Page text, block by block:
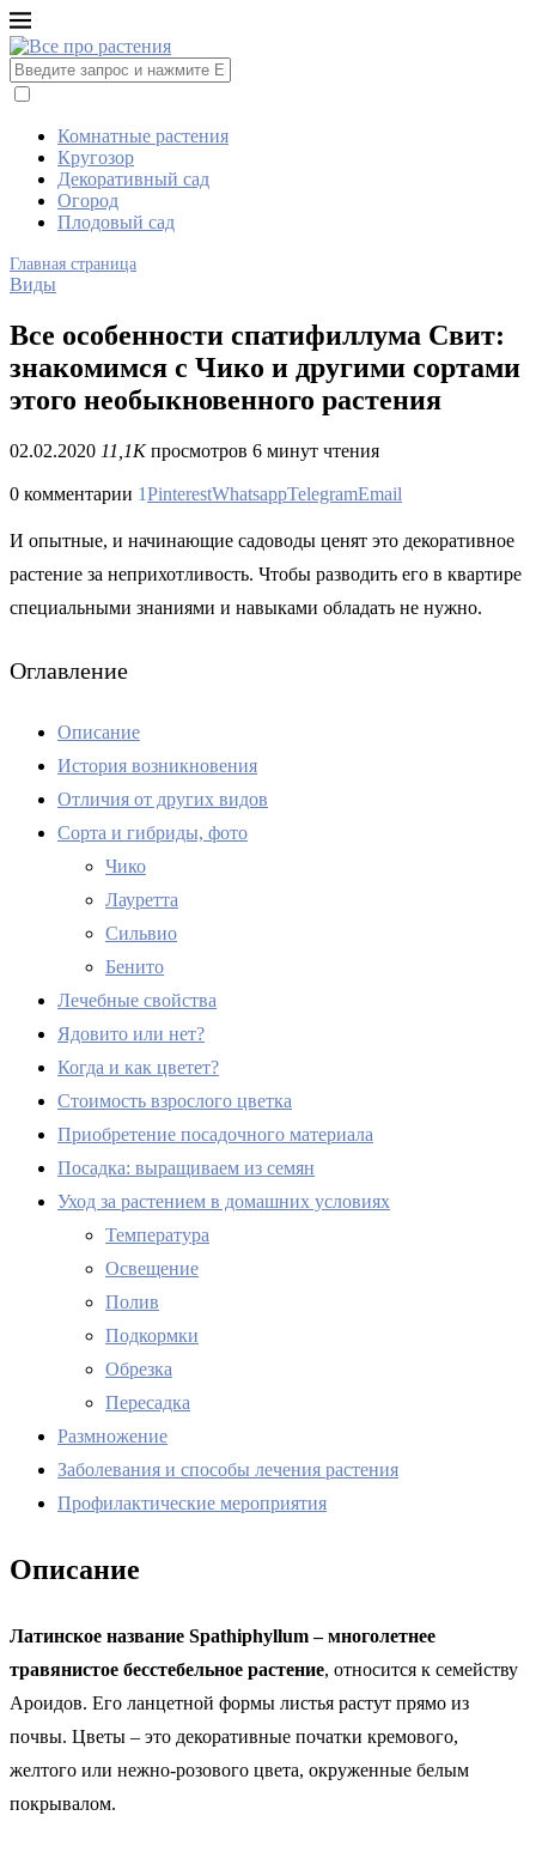
Комнатные растения
Кругозор
Декоративный сад
Огород
Плодовый сад
Главная страница
Виды
Все особенности спатифиллума Свит:
знакомимся с Чико и другими сортами
этого необыкновенного растения
02.02.2020 11,1Kпросмотров 6 минут чтения
0 комментарии 1PinterestWhatsappTelegramEmail
И опытные, и начинающие садоводы ценят это декоративное
растение за неприхотливость. Чтобы разводить его в квартире
специальными знаниями и навыками обладать не нужно.
Оглавление
Описание
История возникновения
Отличия от других видов
Сорта и гибриды, фото
Чико
Лауретта
Сильвио
Бенито
Лечебные свойства
Ядовито или нет?
Когда и как цветет?
Стоимость взрослого цветка
Приобретение посадочного материала
Посадка: выращиваем из семян
Уход за растением в домашних условиях
Температура
Освещение
Полив
Подкормки
Обрезка
Пересадка
Размножение
Заболевания и способы лечения растения
Профилактические мероприятия
Описание
Латинское название Spathiphyllum – многолетнее
травянистое бесстебельное растение, относится к семейству
Ароидов. Его ланцетной формы листья растут прямо из
почвы. Цветы – это декоративные початки кремового,
желтого или нежно-розового цвета, окруженные белым
покрывалом.